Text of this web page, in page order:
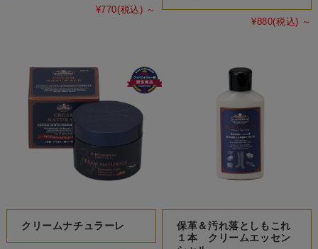
¥770(税込) ～
¥880(税込) ～
クリームナチュラーレ
保革＆汚れ落としもこれ
１本 クリームエッセン